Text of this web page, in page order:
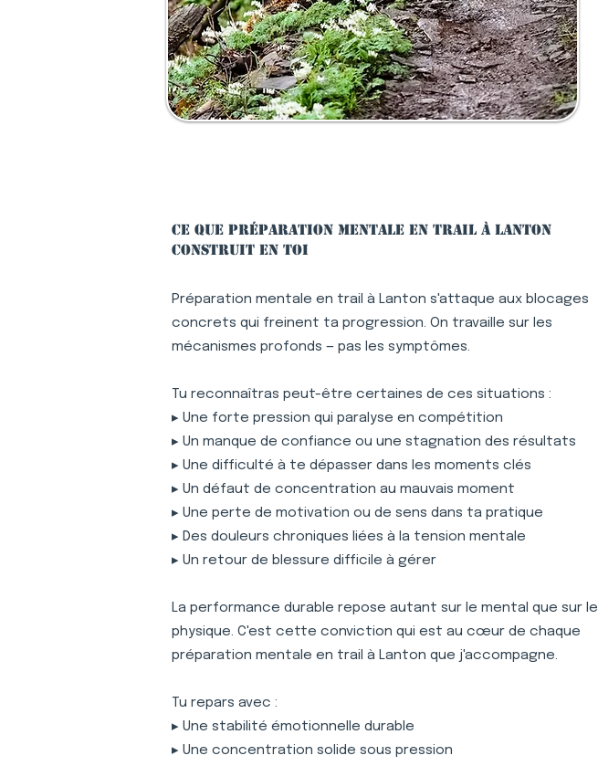
Ce que préparation mentale en trail à Lanton
construit en toi
Préparation mentale en trail à Lanton s'attaque aux blocages
concrets qui freinent ta progression. On travaille sur les
mécanismes profonds — pas les symptômes.
Tu reconnaîtras peut-être certaines de ces situations :
▸ Une forte pression qui paralyse en compétition
▸ Un manque de confiance ou une stagnation des résultats
▸ Une difficulté à te dépasser dans les moments clés
▸ Un défaut de concentration au mauvais moment
▸ Une perte de motivation ou de sens dans ta pratique
▸ Des douleurs chroniques liées à la tension mentale
▸ Un retour de blessure difficile à gérer
La performance durable repose autant sur le mental que sur le
physique. C'est cette conviction qui est au cœur de chaque
préparation mentale en trail à Lanton que j'accompagne.
Tu repars avec :
▸ Une stabilité émotionnelle durable
▸ Une concentration solide sous pression